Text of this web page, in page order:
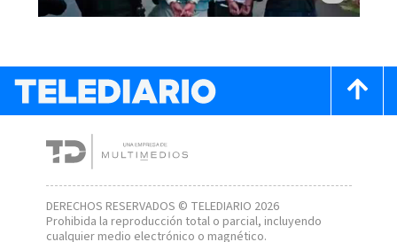
DERECHOS RESERVADOS © TELEDIARIO 2026
Prohibida la reproducción total o parcial, incluyendo
cualquier medio electrónico o magnético.